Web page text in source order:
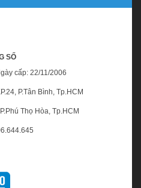
SỐ
cấp: 22/11/2006
P.Tân Bình, Tp.HCM
Thọ Hòa, Tp.HCM